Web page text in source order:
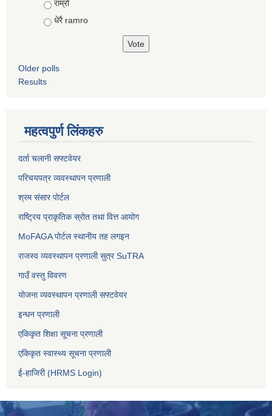
राम्रो
धेरै ramro
Older polls
Results
महत्वपुर्ण लिंकहरु
दर्ता चलानी सफ्टवेयर
परिचयपत्र व्यवस्थापन प्रणाली
श्रम संसार पोर्टल
राष्ट्रिय प्राकृतिक स्रोत तथा वित्त आयोग
MoFAGA पोर्टल स्थानीय तह लगइन
राजस्व व्यवस्थापन प्रणाली सुत्र SuTRA
गाउँ वस्तु विवरण
योजना व्यवस्थापन प्रणाली सफ्टवेयर
इन्धन प्रणाली
एकिकृत शिक्षा सूचना प्रणाली
एकिकृत स्वास्थ्य सूचना प्रणाली
ई-हाजिरी (HRMS Login)